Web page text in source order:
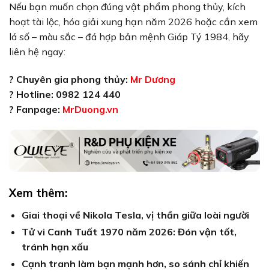
Nếu bạn muốn chọn đúng vật phẩm phong thủy, kích
hoạt tài lộc, hóa giải xung hạn năm 2026 hoặc cần xem
lá số – màu sắc – đá hợp bản mệnh Giáp Tý 1984, hãy
liên hệ ngay:
? Chuyên gia phong thủy: Mr Dương
? Hotline: 0982 124 440
? Fanpage: MrDuong.vn
Xem thêm:
Giai thoại về Nikola Tesla, vị thần giữa loài người
Tử vi Canh Tuất 1970 năm 2026: Đón vận tốt,
tránh hạn xấu
Cạnh tranh làm bạn mạnh hơn, so sánh chỉ khiến